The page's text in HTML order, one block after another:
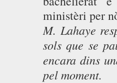
ministèri per
M. Lahaye
sols que se
encara dins
pel moment.